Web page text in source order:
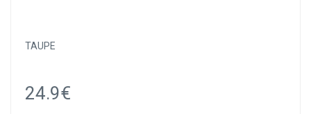
TAUPE
24.9€